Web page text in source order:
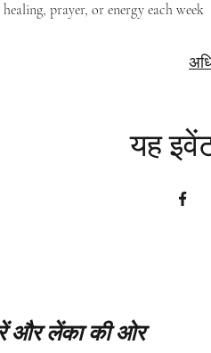
prayer, or energy each week
यह
और लेंका की ओर